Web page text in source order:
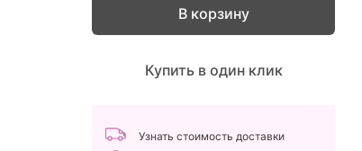
В корзину
Купить в один клик
Узнать стоимость доставки